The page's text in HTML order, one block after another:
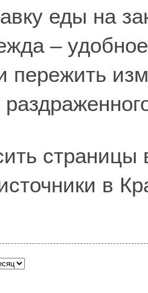
еды на
–
пережить
страницы
в